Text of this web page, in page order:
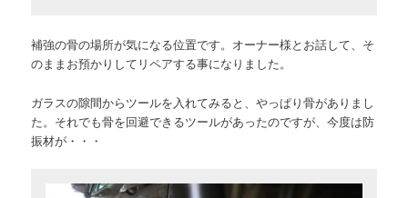
補強の骨の場所が気になる位置です。オーナー様とお話して、そ
のままお預かりしてリペアする事になりました。
ガラスの隙間からツールを入れてみると、やっぱり骨がありまし
た。それでも骨を回避できるツールがあったのですが、今度は防
振材が・・・